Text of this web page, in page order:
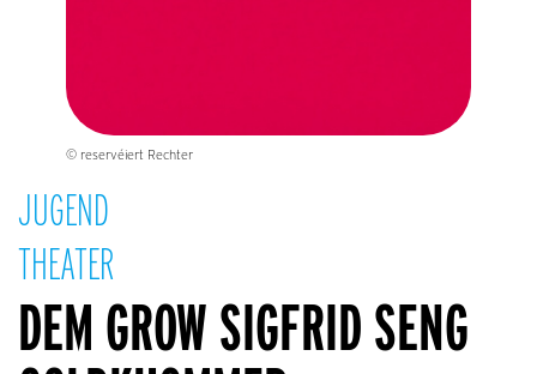
JUGEND
THEATER
© reservéiert Rechter
DEM GROW SIGFRID SENG